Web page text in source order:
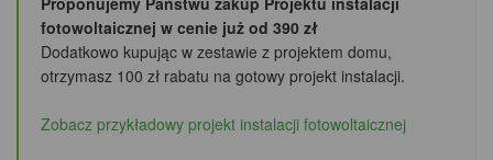
fotowoltaicznej w cenie już od 390 zł
Dodatkowo kupując w zestawie z projektem domu,
otrzymasz 100 zł rabatu na gotowy projekt instalacji.
Zobacz przykładowy projekt instalacji fotowoltaicznej